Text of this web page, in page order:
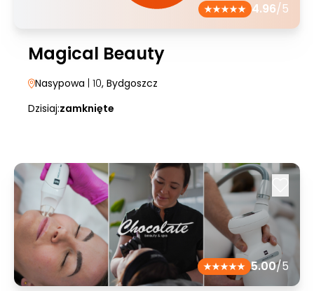
4.96/5
Magical Beauty
Nasypowa | 10, Bydgoszcz
Dzisiaj:zamknięte
5.00/5